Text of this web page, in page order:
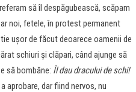
să îl despăgubească, scăpam
noi, fetele, în protest permanent
ușor de făcut deoarece oamenii de
schiuri și clăpari, când ajunge să
să bombăne: Îl dau dracului de schi!
aprobare, dar fiind nervos, nu